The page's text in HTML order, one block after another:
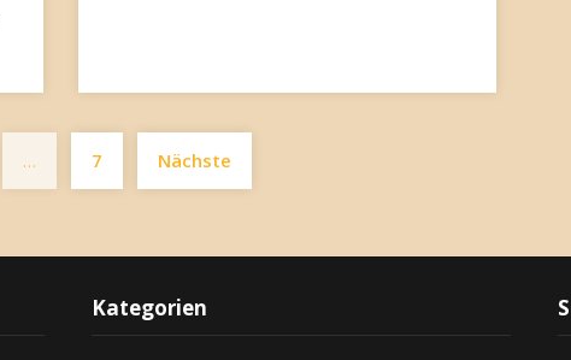
Seitennummerierung
der
… 7 Nächste
Kategorien